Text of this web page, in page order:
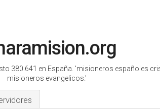
380.641 en España. 'misioneros españoles
misioneros evangelicos.'